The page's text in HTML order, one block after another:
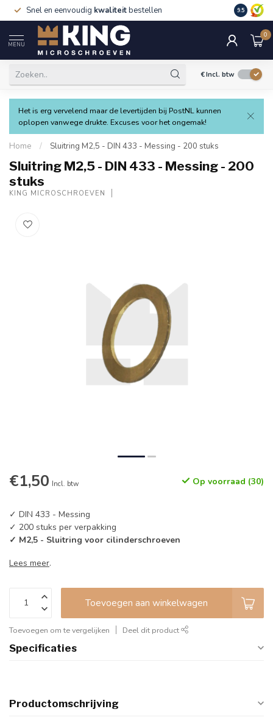
Snel en eenvoudig kwaliteitbestellen 9.5
MENU
0
€Incl. btw
Het is erg vervelend maar de levertijden bij PostNL kunnen
oplopen vanwege drukte. Excuses voor het ongemak!
Home / Sluitring M2,5 - DIN 433 - Messing - 200 stuks
Sluitring M2,5 - DIN 433 - Messing - 200
stuks
KING MICROSCHROEVEN
€1,50 Incl. btw Op voorraad (30)
✓ DIN 433 - Messing
✓ 200 stuks per verpakking
✓ M2,5 - Sluitring voor cilinderschroeven
Lees meer.
Toevoegen aan winkelwagen
Toevoegen om te vergelijken Deel dit product
Specificaties
Productomschrijving